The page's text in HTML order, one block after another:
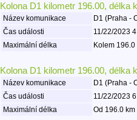
Kolona D1 kilometr 196.00, délka
Název komunikace
D1 (Praha -
Čas události
11/22/2023
Maximální délka
Kolem
Kolona D1 kilometr 196.00, délka
Název komunikace
D1 (Praha -
Čas události
11/22/2023
Maximální délka
Od 196.0